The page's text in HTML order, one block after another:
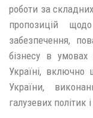
роботи за
пропозицій
забезпечення,
бізнесу в
Україні, включно
України,
галузевих політик